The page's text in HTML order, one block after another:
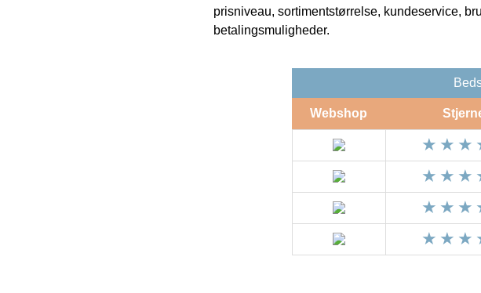
prisniveau, sortimentstørrelse, kundeservice,
betalingsmuligheder.
Webshop